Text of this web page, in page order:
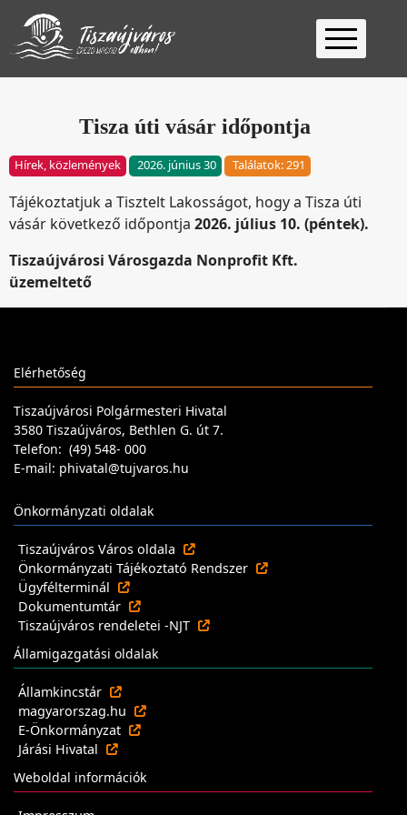
Kezdőlap
Ügyintézés
2026 Fontos
Tisza úti vásár időpontja
Hírek, közlemények 2026. június 30 Találatok: 291
Tájékoztatjuk a Tisztelt Lakosságot, hogy a Tisza úti
vásár következő időpontja 2026. július 10. (péntek).
Tiszaújvárosi Városgazda Nonprofit Kft.
üzemeltető
Elérhetőség
Tiszaújvárosi Polgármesteri Hivatal
3580 Tiszaújváros, Bethlen G. út 7.
Telefon: (49) 548- 000
E-mail: phivatal@tujvaros.hu
Önkormányzati oldalak
Tiszaújváros Város oldala
Önkormányzati Tájékoztató Rendszer
Ügyfélterminál
Dokumentumtár
Tiszaújváros rendeletei -NJT
Államigazgatási oldalak
Államkincstár
magyarorszag.hu
E-Önkormányzat
Járási Hivatal
Weboldal információk